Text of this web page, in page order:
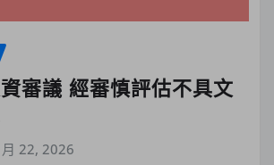
審議 經審慎評估不具文
22, 2026